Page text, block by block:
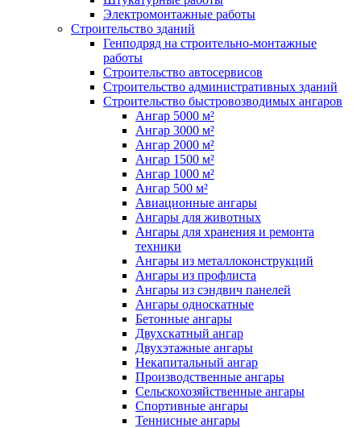
Электромонтажные работы
Строительство зданий
Генподряд на строительно-монтажные
работы
Строительство автосервисов
Строительство административных зданий
Строительство быстровозводимых ангаров
Ангар 5000 м²
Ангар 3000 м²
Ангар 2000 м²
Ангар 1500 м²
Ангар 1000 м²
Ангар 500 м²
Авиационные ангары
Ангары для животных
Ангары для хранения и ремонта
техники
Ангары из металлоконструкций
Ангары из профлиста
Ангары из сэндвич панелей
Ангары односкатные
Бетонные ангары
Двухскатный ангар
Двухэтажные ангары
Некапитальный ангар
Производственные ангары
Сельскохозяйственные ангары
Спортивные ангары
Теннисные ангары